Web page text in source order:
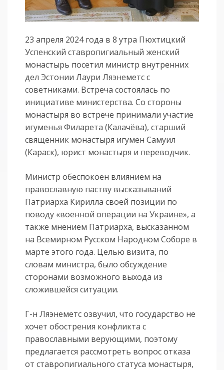
23 апреля 2024 года в 8 утра Пюхтицкий
Успенский ставропигиальный женский
монастырь посетил министр внутренних
дел Эстонии Лаури Ляэнеметс с
советниками. Встреча состоялась по
инициативе министерства. Со стороны
монастыря во встрече принимали участие
игуменья Филарета (Калачёва), старший
священник монастыря игумен Самуил
(Караск), юрист монастыря и переводчик.
Министр обеспокоен влиянием на
православную паству высказываний
Патриарха Кирилла своей позиции по
поводу «военной операции на Украине», а
также мнением Патриарха, высказанном
на Всемирном Русском Народном Соборе в
марте этого года. Целью визита, по
словам министра, было обсуждение
сторонами возможного выхода из
сложившейся ситуации.
Г-н Ляэнеметс озвучил, что государство не
хочет обострения конфликта с
православными верующими, поэтому
предлагается рассмотреть вопрос отказа
от ставропигиального статуса монастыря,